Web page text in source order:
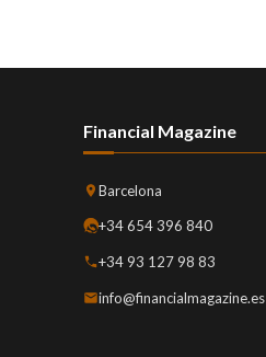
Financial Magazine
Barcelona
+34 654 396 840
+34 93 127 98 83
info@financialmagazine.es